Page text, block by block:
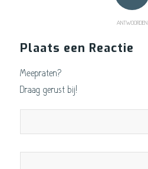
ANTWOORDEN
Plaats een Reactie
Meepraten?
Draag gerust bij!